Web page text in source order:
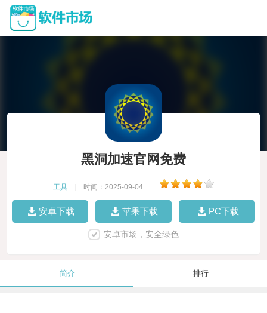
黑洞加速官网免费
工具 时间：2025-09-04
安卓下载 苹果下载 PC下载
安卓市场，安全绿色
简介 排行